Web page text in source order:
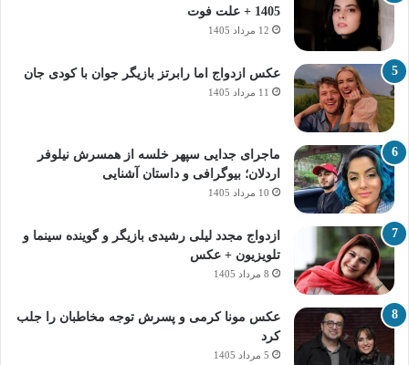
1405 + علت فوت
12 مرداد 1405
عکس ازدواج اما رابرتز بازیگر جوان با کودی جان
11 مرداد 1405
ماجرای جدایی سپهر خلسه از همسرش نیلوفر
اردلان؛ بیوگرافی و داستان آشنایی
10 مرداد 1405
ازدواج مجدد لیلی رشیدی بازیگر و گوینده سینما و
تلویزیون + عکس
8 مرداد 1405
عکس مونا کرمی و پسرش توجه مخاطبان را جلب
کرد
5 مرداد 1405